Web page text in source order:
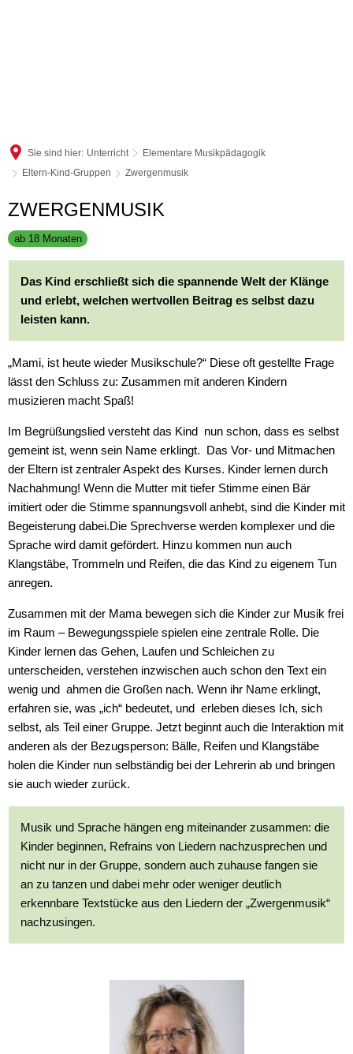
Sie sind hier: Unterricht
Elementare Musikpädagogik
Eltern-Kind-Gruppen
Zwergenmusik
Zwergenmusik
ZWERGENMUSIK
ab 18 Monaten
Das Kind erschließt sich die spannende Welt der Klänge
und erlebt, welchen wertvollen Beitrag es selbst dazu
leisten kann.
„Mami, ist heute wieder Musikschule?“ Diese oft gestellte Frage
lässt den Schluss zu: Zusammen mit anderen Kindern
musizieren macht Spaß!
Im Begrüßungslied versteht das Kind nun schon, dass es selbst
gemeint ist, wenn sein Name erklingt. Das Vor- und Mitmachen
der Eltern ist zentraler Aspekt des Kurses. Kinder lernen durch
Nachahmung! Wenn die Mutter mit tiefer Stimme einen Bär
imitiert oder die Stimme spannungsvoll anhebt, sind die Kinder mit
Begeisterung dabei.Die Sprechverse werden komplexer und die
Sprache wird damit gefördert. Hinzu kommen nun auch
Klangstäbe, Trommeln und Reifen, die das Kind zu eigenem Tun
anregen.
Zusammen mit der Mama bewegen sich die Kinder zur Musik frei
im Raum – Bewegungsspiele spielen eine zentrale Rolle. Die
Kinder lernen das Gehen, Laufen und Schleichen zu
unterscheiden, verstehen inzwischen auch schon den Text ein
wenig und ahmen die Großen nach. Wenn ihr Name erklingt,
erfahren sie, was „ich“ bedeutet, und erleben dieses Ich, sich
selbst, als Teil einer Gruppe. Jetzt beginnt auch die Interaktion mit
anderen als der Bezugsperson: Bälle, Reifen und Klangstäbe
holen die Kinder nun selbständig bei der Lehrerin ab und bringen
sie auch wieder zurück.
Musik und Sprache hängen eng miteinander zusammen: die
Kinder beginnen, Refrains von Liedern nachzusprechen und
nicht nur in der Gruppe, sondern auch zuhause fangen sie
an zu tanzen und dabei mehr oder weniger deutlich
erkennbare Textstücke aus den Liedern der „Zwergenmusik“
nachzusingen.